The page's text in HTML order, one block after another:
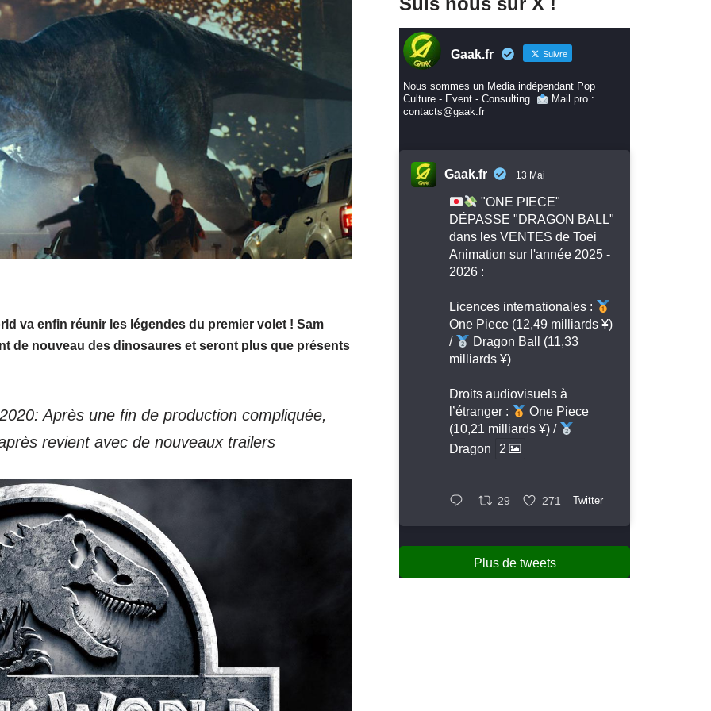
va enfin réunir les légendes du premier volet ! Sam
de nouveau des dinosaures et seront plus que présents
Après une fin de production compliquée,
revient avec de nouveaux trailers
Gaak.fr Suivre
Nous sommes un Media indépendant Pop
Culture - Event - Consulting.
Mail pro :
contacts@gaak.fr
Gaak.fr 13 Mai
"ONE PIECE"
DÉPASSE "DRAGON BALL"
dans les VENTES de Toei
Animation sur l'année 2025 -
2026 :
Licences internationales :
One Piece (12,49 milliards ¥)
/
Dragon Ball (11,33
milliards ¥)
Droits audiovisuels à
l’étranger :
One Piece
(10,21 milliards ¥) /
Dragon
2
29 271 Twitter
Plus de tweets